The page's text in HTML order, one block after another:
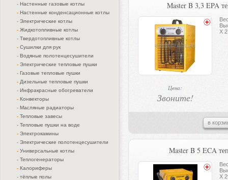
- Настенные газовые котлы
- Настенные конденсационные котлы
- Электрические котлы
- Жидкотопливные котлы
- Твердотопливные котлы
- Сушилки для рук
- Водяные полотенцесушители
- Электрические тепловые пушки
- Газовые тепловые пушки
- Дизельные тепловые пушки
- Инфракрасные обогреватели
- Конвекторы
- Масляные радиаторы
- Тепловые завесы
- Тепловые пушки на воде
- Электрокамины
- Электрические полотенцесушители
- Универсальные котлы
- Теплогенераторы
- Калориферы
- тёплые полы
Master B 3,3 EPA
Цена:
Звоните!
X
в
Master B 5 ECA
X